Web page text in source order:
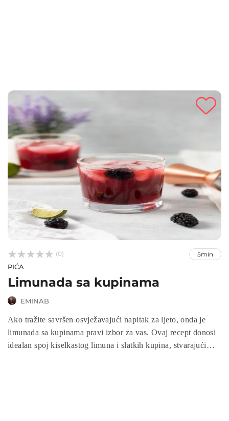


 (0) 5min
PIĆA
Limunada sa kupinama
EMINAB
Ako tražite savršen osvježavajući napitak za ljeto, onda je
limunada sa kupinama pravi izbor za vas. Ovaj recept donosi
idealan spoj kiselkastog limuna i slatkih kupina, stvarajući